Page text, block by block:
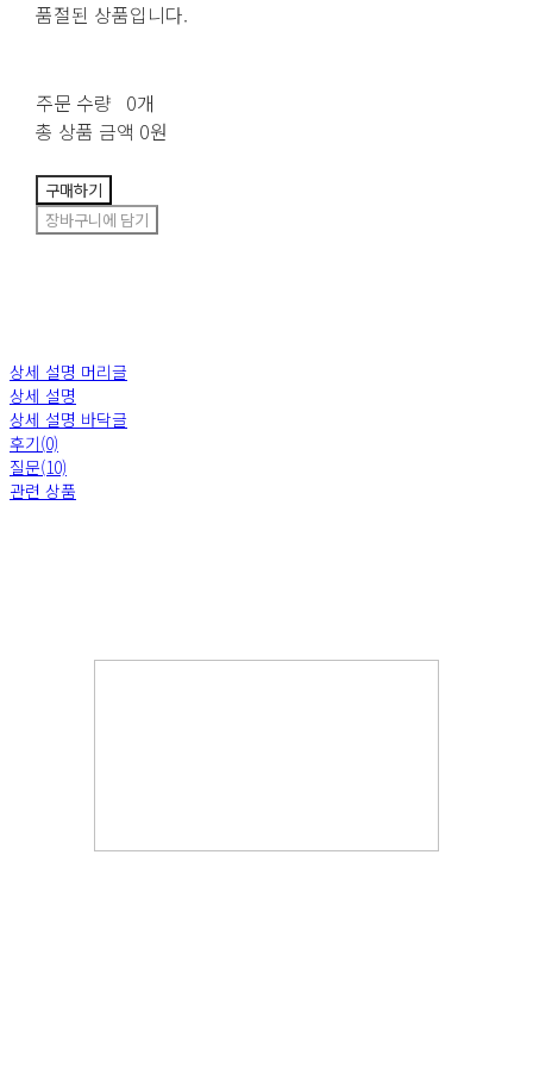
품절된 상품입니다.
주문 수량 0개
총 상품 금액 0원
구매하기
장바구니에 담기
상세 설명 머리글
상세 설명
상세 설명 바닥글
후기(0)
질문(10)
관련 상품